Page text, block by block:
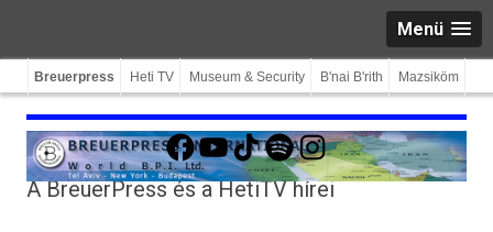
Menü
Breuerpress Heti TV Museum & Security B'nai B'rith Mazsiköm
Facebook
YouTube
TikTokSpotifyInstagram
A BreuerPress és a HetiTV hírei